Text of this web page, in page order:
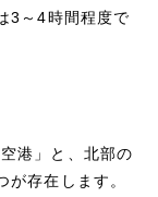
3～4時間程度で
港」と、北部の
存在します。